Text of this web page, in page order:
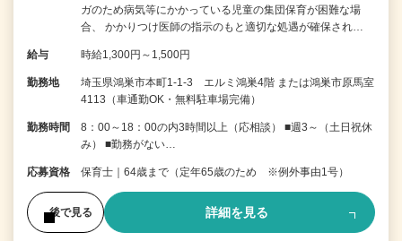
ガのため病気等にかかっている児童の集団保育が困難な場
合、 かかりつけ医師の指示のもと適切な処遇が確保され…
給与 時給1,300円～1,500円
勤務地
埼玉県鴻巣市本町1-1-3 エルミ鴻巣4階 または鴻巣市原馬室
4113（車通勤OK・無料駐車場完備）
勤務時間
8：00～18：00の内3時間以上（応相談） ■週3～（土日祝休
み） ■勤務がない…
応募資格 保育士｜64歳まで（定年65歳のため ※例外事由1号）
後で見る 詳細を見る